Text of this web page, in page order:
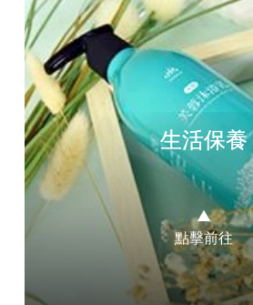
生活保養
▲
點擊前往